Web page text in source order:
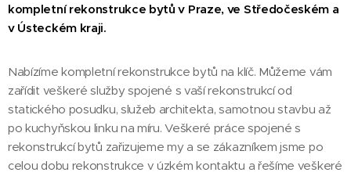
kompletní rekonstrukce bytů v Praze, ve Středočeském a
v Ústeckém kraji.
Nabízíme kompletní rekonstrukce bytů na klíč. Můžeme vám
zařídit veškeré služby spojené s vaší rekonstrukcí od
statického posudku, služeb architekta, samotnou stavbu až
po kuchyňskou linku na míru. Veškeré práce spojené s
rekonstrukcí bytů zařizujeme my a se zákazníkem jsme po
celou dobu rekonstrukce v úzkém kontaktu a řešíme veškeré